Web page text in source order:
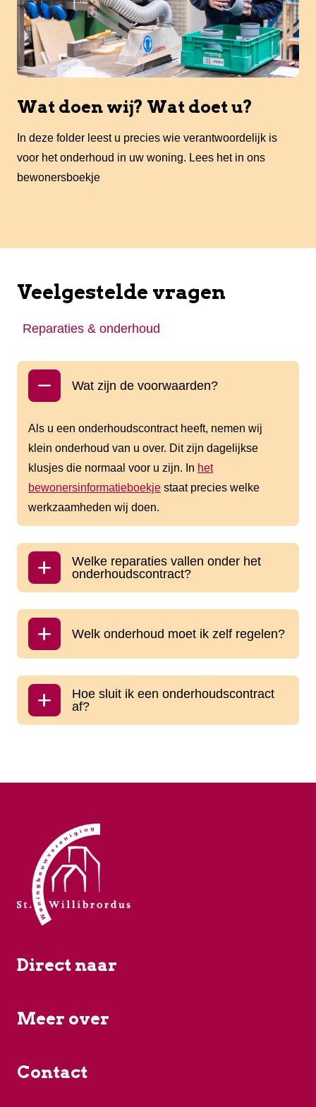
Wat doen wij? Wat doet u?
In deze folder leest u precies wie verantwoordelijk is
voor het onderhoud in uw woning. Lees het in ons
bewonersboekje
Veelgestelde vragen
Reparaties & onderhoud
Wat zijn de voorwaarden?
Als u een onderhoudscontract heeft, nemen wij
klein onderhoud van u over. Dit zijn dagelijkse
klusjes die normaal voor u zijn. In het
bewonersinformatieboekje staat precies welke
werkzaamheden wij doen.
Welke reparaties vallen onder het
onderhoudscontract?
Welk onderhoud moet ik zelf regelen?
Hoe sluit ik een onderhoudscontract
af?
Direct naar
Meer over
Contact